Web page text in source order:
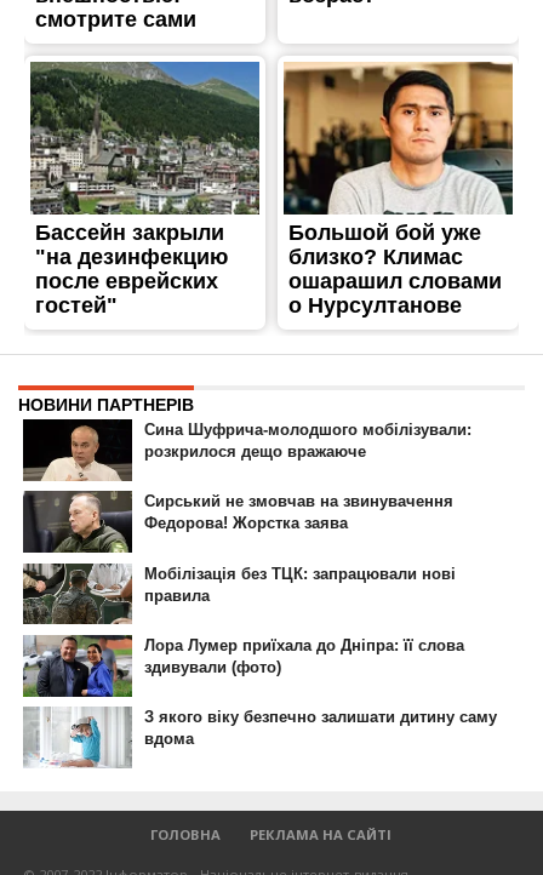
ГОЛОВНА РЕКЛАМА НА САЙТІ